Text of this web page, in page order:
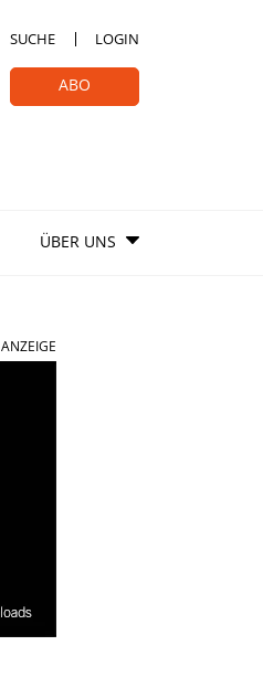
SUCHE LOGIN
ABO
ÜBER UNS
ANZEIGE